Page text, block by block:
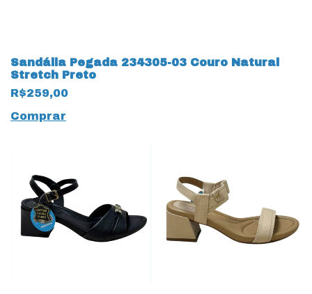
Sandália Pegada 234305-03 Couro Natural
Stretch Preto
R$259,00
Comprar